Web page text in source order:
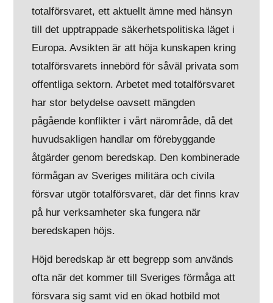
totalförsvaret, ett aktuellt ämne med hänsyn
till det upptrappade säkerhetspolitiska läget i
Europa. Avsikten är att höja kunskapen kring
totalförsvarets innebörd för såväl privata som
offentliga sektorn. Arbetet med totalförsvaret
har stor betydelse oavsett mängden
pågående konflikter i vårt närområde, då det
huvudsakligen handlar om förebyggande
åtgärder genom beredskap. Den kombinerade
förmågan av Sveriges militära och civila
försvar utgör totalförsvaret, där det finns krav
på hur verksamheter ska fungera när
beredskapen höjs.
Höjd beredskap är ett begrepp som används
ofta när det kommer till Sveriges förmåga att
försvara sig samt vid en ökad hotbild mot